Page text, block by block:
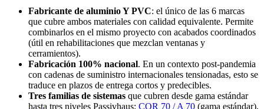
Fabricante de aluminio Y PVC: el único de las 6 marcas
que cubre ambos materiales con calidad equivalente. Permite
combinarlos en el mismo proyecto con acabados coordinados
(útil en rehabilitaciones que mezclan ventanas y
cerramientos).
Fabricación 100% nacional. En un contexto post-pandemia
con cadenas de suministro internacionales tensionadas, esto se
traduce en plazos de entrega cortos y predecibles.
Tres familias de sistemas que cubren desde gama estándar
hasta tres niveles Passivhaus: COR 70 / A 70 (gama estándar),